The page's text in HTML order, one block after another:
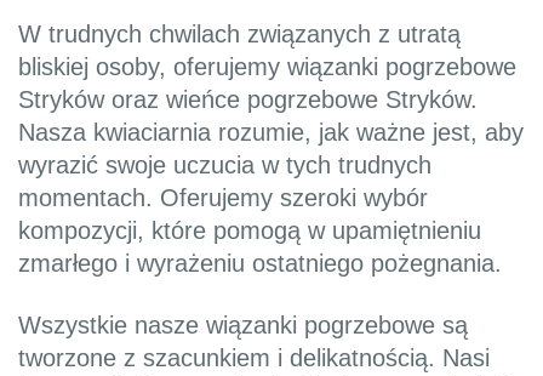
W trudnych chwilach związanych z utratą
bliskiej osoby, oferujemy wiązanki pogrzebowe
Stryków oraz wieńce pogrzebowe Stryków.
Nasza kwiaciarnia rozumie, jak ważne jest, aby
wyrazić swoje uczucia w tych trudnych
momentach. Oferujemy szeroki wybór
kompozycji, które pomogą w upamiętnieniu
zmarłego i wyrażeniu ostatniego pożegnania.
Wszystkie nasze wiązanki pogrzebowe są
tworzone z szacunkiem i delikatnością. Nasi